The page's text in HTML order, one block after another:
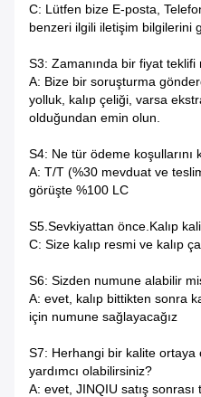
C: Lütfen bize E-posta,
benzeri ilgili iletişim bilgilerini
S3: Zamanında bir fiyat teklifi
A: Bize bir soruşturma
yolluk, kalıp çeliği, varsa
olduğundan emin olun.
S4: Ne tür ödeme koşullarını
A: T/T (%30 mevduat ve
görüşte %100 LC
S5.Sevkiyattan önce.Kalıp
C: Size kalıp resmi ve kalıp
S6: Sizden numune alabilir
A: evet, kalıp bittikten sonra
için numune sağlayacağız
S7: Herhangi bir kalite ortaya
yardımcı olabilirsiniz?
A: evet, JINQIU satış